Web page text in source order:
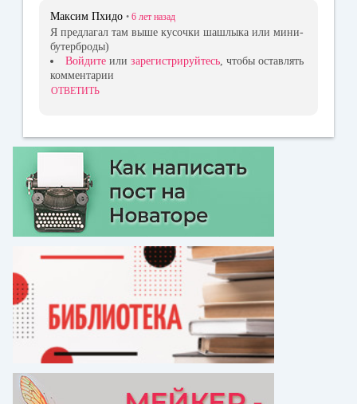
Максим Пхидо • 6 лет назад
Я предлагал там выше кусочки шашлыка или мини-
бутерброды)
Войдите или зарегистрируйтесь, чтобы оставлять
комментарии
ОТВЕТИТЬ